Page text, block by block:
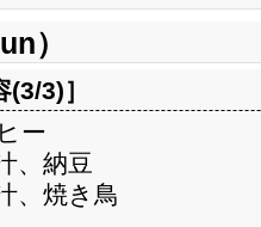
）
(3/3)］
ー
、納豆
、焼き鳥